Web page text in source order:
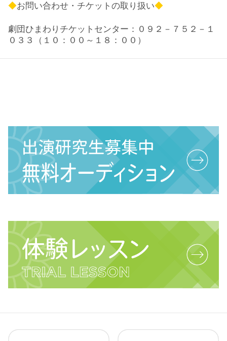
◆お問い合わせ・チケットの取り扱い◆
劇団ひまわりチケットセンター：０９２－７５２－１
０３３（１０：００～１８：００）